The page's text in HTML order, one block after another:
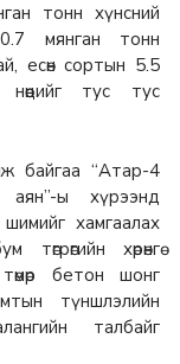
тонн хүнсний
мянган тонн
есөн сортын 5.5
тус тус
байгаа “Атар-4
аян”-ы хүрээнд
хамгаалах
хөрөнгө
бетон шонг
түншлэлийн
талбайг